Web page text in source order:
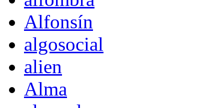
Alfonsín
algosocial
alien
Alma